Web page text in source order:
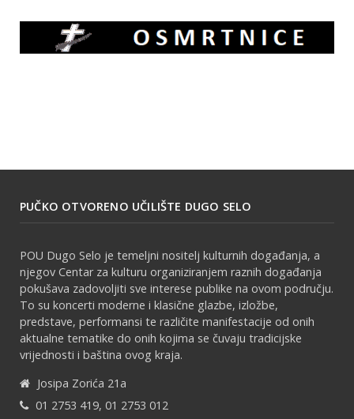
PUČKO OTVORENO UČILIŠTE DUGO SELO
POU Dugo Selo je temeljni nositelj kulturnih događanja, a
njegov Centar za kulturu organiziranjem raznih događanja
pokušava zadovoljiti sve interese publike na ovom području.
To su koncerti moderne i klasične glazbe, izložbe,
predstave, performansi te različite manifestacije od onih
aktualne tematike do onih kojima se čuvaju tradicijske
vrijednosti i baština ovog kraja.
Josipa Zorića 21a
01 2753 419, 01 2753 012